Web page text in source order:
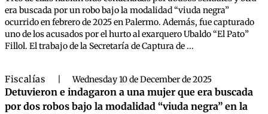
era buscada por un robo bajo la modalidad “viuda negra”
ocurrido en febrero de 2025 en Palermo. Además, fue capturado
uno de los acusados por el hurto al exarquero Ubaldo “El Pato”
Fillol. El trabajo de la Secretaría de Captura de ...
Fiscalías Wednesday 10 de December de 2025
Detuvieron e indagaron a una mujer que era buscada
por dos robos bajo la modalidad “viuda negra” en la